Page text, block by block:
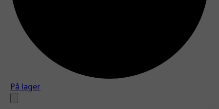
På lager